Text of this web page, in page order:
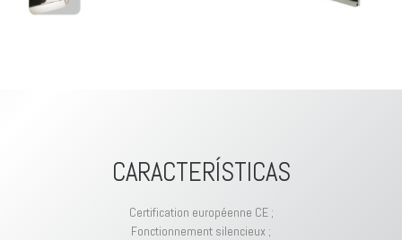
CARACTERÍSTICAS
Certification européenne CE ;
Fonctionnement silencieux ;